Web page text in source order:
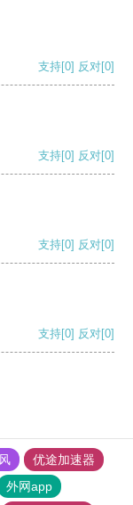
支持[0] 反对[0]
支持[0] 反对[0]
支持[0] 反对[0]
支持[0] 反对[0]
优途加速器
外网app